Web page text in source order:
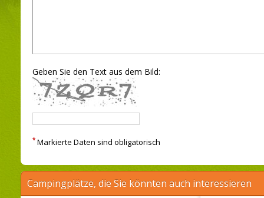
Geben Sie den Text aus dem Bild:
* Markierte Daten sind obligatorisch
Campingplätze, die Sie könnten auch interessieren